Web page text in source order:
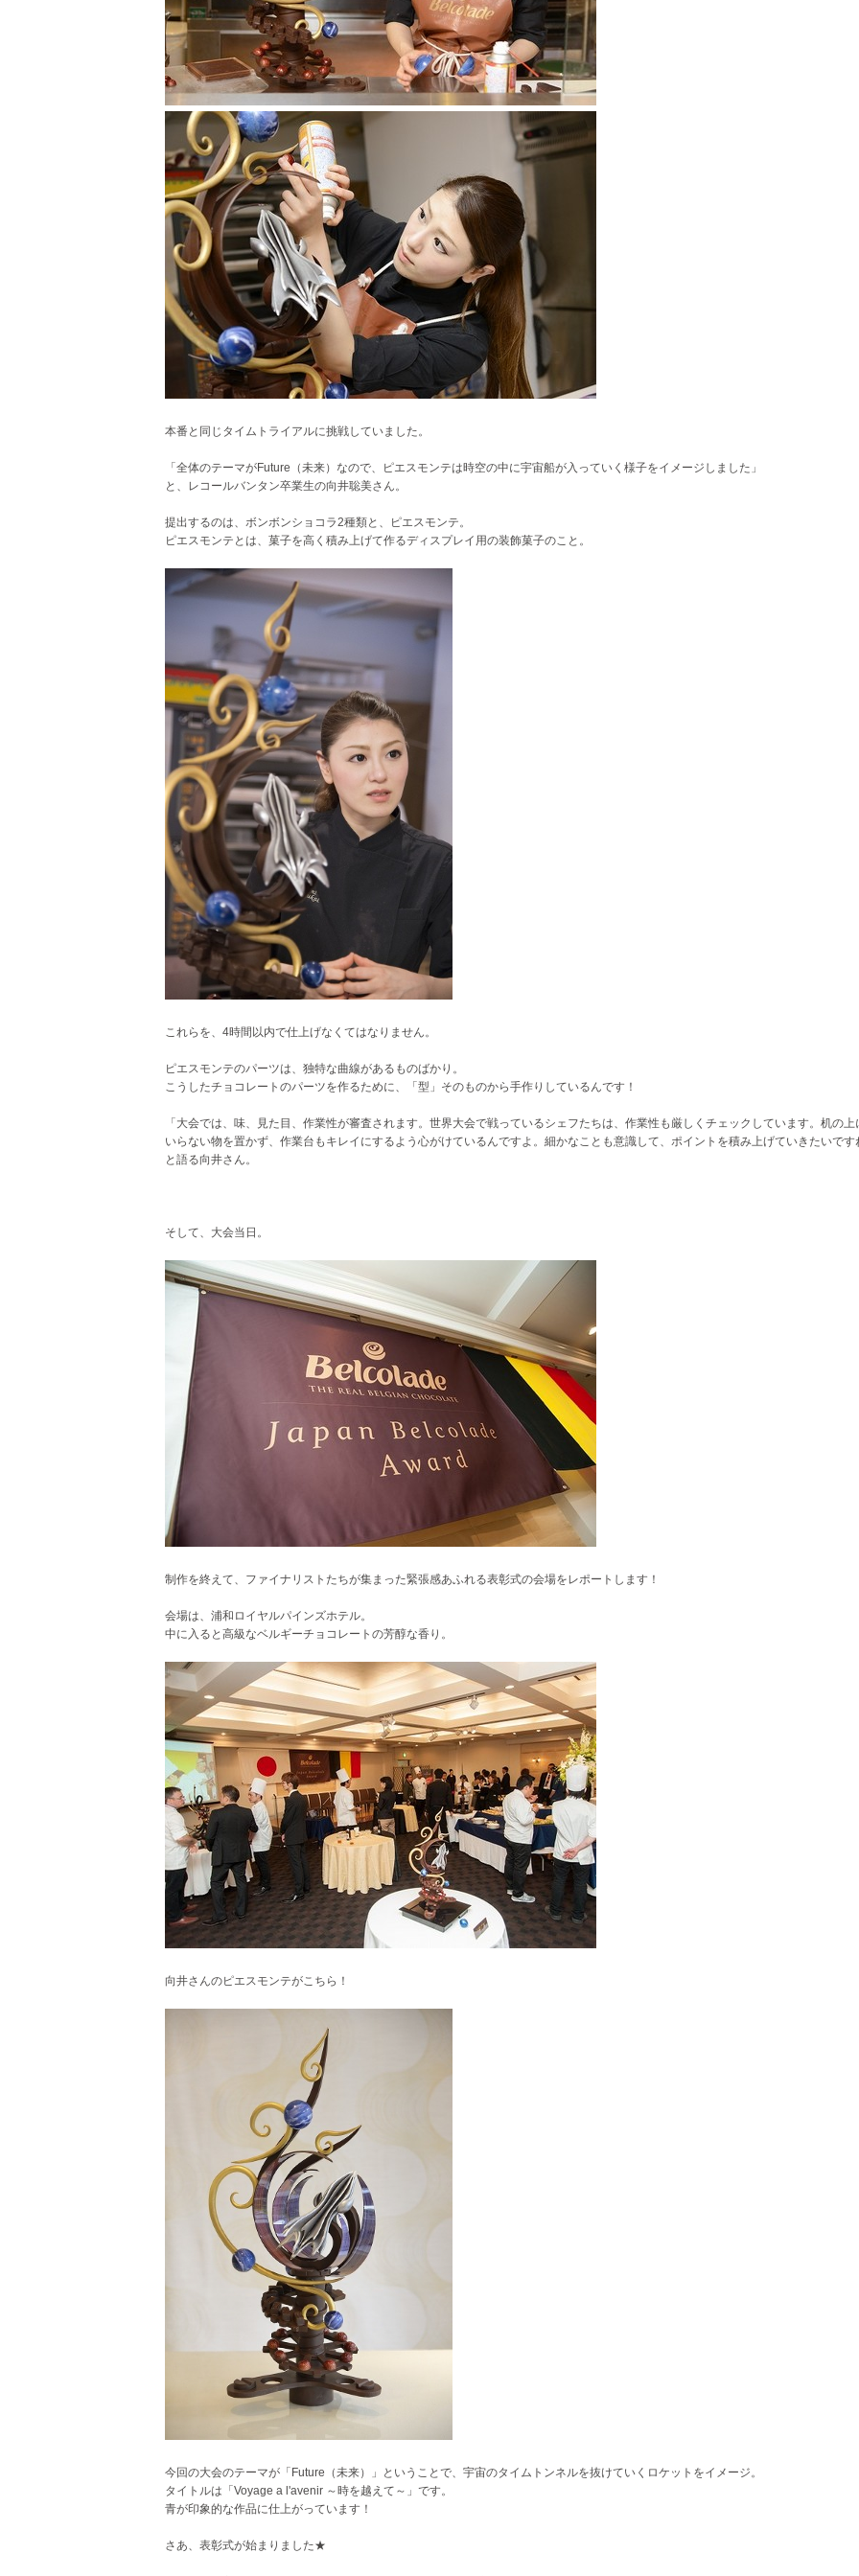
本番と同じタイムトライアルに挑戦していました。
「全体のテーマがFuture（未来）なので、ピエスモンテは時空の中に宇宙船が入っていく様子をイメージしました」
と、レコールバンタン卒業生の向井聡美さん。
提出するのは、ボンボンショコラ2種類と、ピエスモンテ。
ピエスモンテとは、菓子を高く積み上げて作るディスプレイ用の装飾菓子のこと。
これらを、4時間以内で仕上げなくてはなりません。
ピエスモンテのパーツは、独特な曲線があるものばかり。
こうしたチョコレートのパーツを作るために、「型」そのものから手作りしているんです！
「大会では、味、見た目、作業性が審査されます。世界大会で戦っているシェフたちは、作業性も厳しくチェックしています。机の上
いらない物を置かず、作業台もキレイにするよう心がけているんですよ。細かなことも意識して、ポイントを積み上げていきたいです
と語る向井さん。
そして、大会当日。
制作を終えて、ファイナリストたちが集まった緊張感あふれる表彰式の会場をレポートします！
会場は、浦和ロイヤルパインズホテル。
中に入ると高級なベルギーチョコレートの芳醇な香り。
向井さんのピエスモンテがこちら！
今回の大会のテーマが「Future（未来）」ということで、宇宙のタイムトンネルを抜けていくロケットをイメージ。
タイトルは「Voyage a l'avenir ～時を越えて～」です。
青が印象的な作品に仕上がっています！
さあ、表彰式が始まりました★